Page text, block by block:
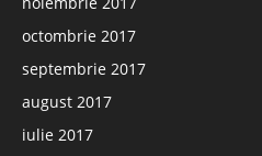
octombrie 2017
septembrie 2017
august 2017
iulie 2017